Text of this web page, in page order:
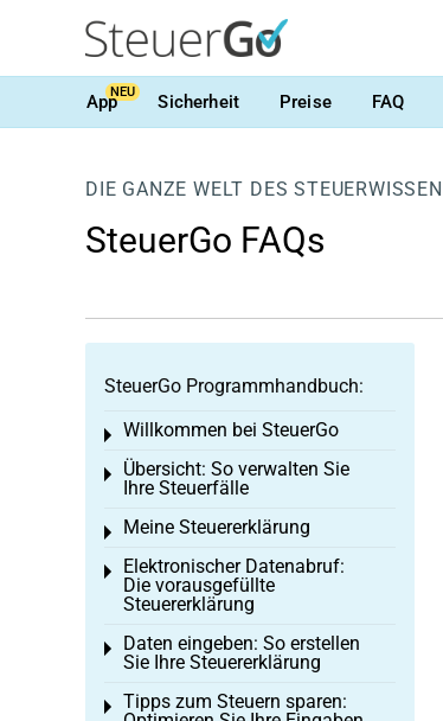
AppNEU Sicherheit Preise FAQ
DIE GANZE WELT DES
SteuerGo FAQs
SteuerGo Programmhandbuch:
Willkommen bei SteuerGo
Toggle menu
Übersicht: So verwalten Sie
Ihre Steuerfälle
Toggle menu
Meine Steuererklärung
Toggle menu
Elektronischer Datenabruf:
Die vorausgefüllte
Steuererklärung
Toggle menu
Daten eingeben: So erstellen
Sie Ihre Steuererklärung
Toggle menu
Tipps zum Steuern sparen:
Toggle menu